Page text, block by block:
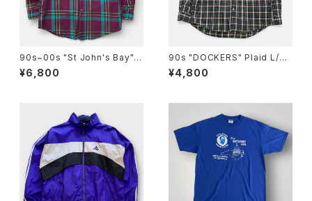
90s~00s "St John's Bay"
L/S Flannel Shirt セントジョ
ンズベイフランネルシャツ [L]
¥6,800
90s "DOCKERS" Plaid L/S
B.D Cotton shirt ドッカーズ
ボタンダウンシャツ [XL]
¥4,800